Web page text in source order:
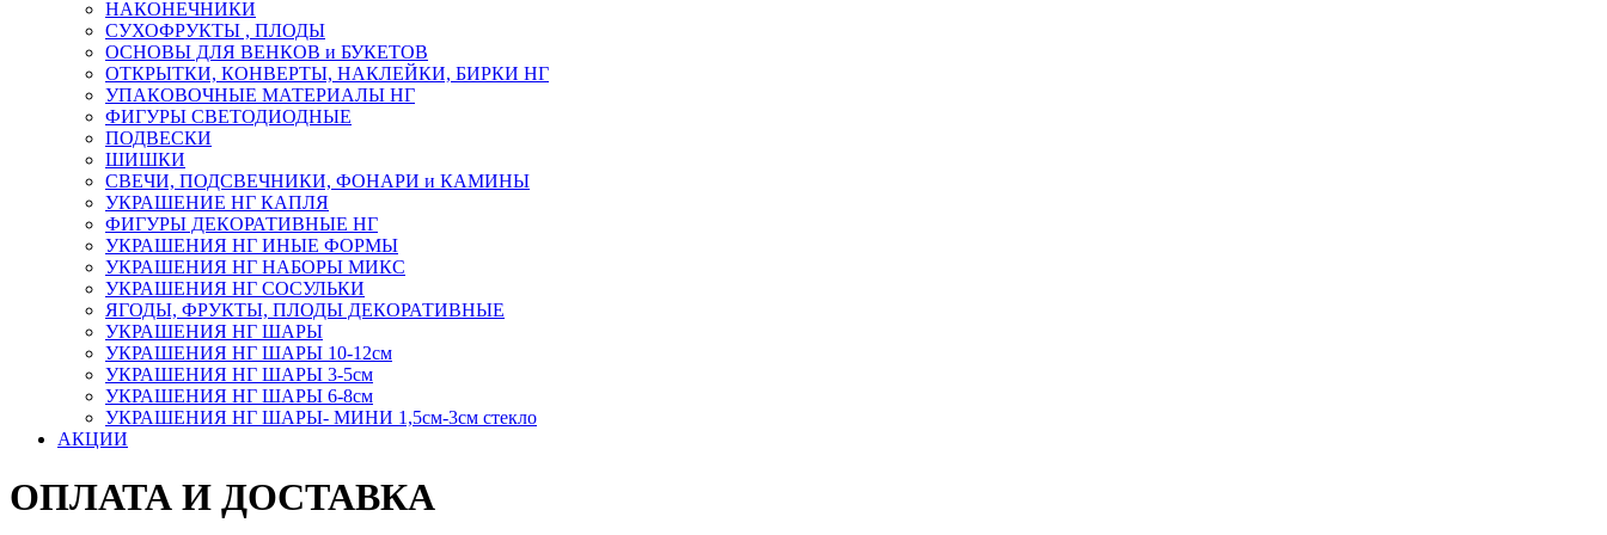
НАКОНЕЧНИКИ
СУХОФРУКТЫ , ПЛОДЫ
ОСНОВЫ ДЛЯ ВЕНКОВ и БУКЕТОВ
ОТКРЫТКИ, КОНВЕРТЫ, НАКЛЕЙКИ, БИРКИ НГ
УПАКОВОЧНЫЕ МАТЕРИАЛЫ НГ
ФИГУРЫ СВЕТОДИОДНЫЕ
ПОДВЕСКИ
ШИШКИ
СВЕЧИ, ПОДСВЕЧНИКИ, ФОНАРИ и КАМИНЫ
УКРАШЕНИЕ НГ КАПЛЯ
ФИГУРЫ ДЕКОРАТИВНЫЕ НГ
УКРАШЕНИЯ НГ ИНЫЕ ФОРМЫ
УКРАШЕНИЯ НГ НАБОРЫ МИКС
УКРАШЕНИЯ НГ СОСУЛЬКИ
ЯГОДЫ, ФРУКТЫ, ПЛОДЫ ДЕКОРАТИВНЫЕ
УКРАШЕНИЯ НГ ШАРЫ
УКРАШЕНИЯ НГ ШАРЫ 10-12см
УКРАШЕНИЯ НГ ШАРЫ 3-5см
УКРАШЕНИЯ НГ ШАРЫ 6-8см
УКРАШЕНИЯ НГ ШАРЫ- МИНИ 1,5см-3см стекло
АКЦИИ
ОПЛАТА И ДОСТАВКА